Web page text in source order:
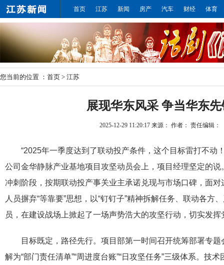
首页 江苏 新闻 房产 汽车 财经 体育
您当前的位置 ： 首页 > 江苏
展现华东风采 争当华东
2025-12-29 11:20:17 来源： 作者： 责任编辑：
“2025年一季度达到了联动投产条件，这个目标雷打不动
公司金华静脉产业基地项目攻坚动员会上，项目经理坚定的
冲刺阶段，按期联动投产事关业主承诺兑现与市场口碑，面
人员摒弃“等靠要”思想，以“钉钉子”精神拆解任务、联动各方
员，在建设战场上掀起了一场声势浩大的攻坚行动，切实发挥
目标既定，路径先行。项目部第一时间召开统筹部署专题
解为“部门责任清单”“周进度台账”“日攻坚任务”三级体系。技